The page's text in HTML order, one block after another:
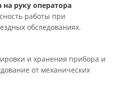
руку оператора
работы при
обследованиях.
и хранения прибора и
от механических